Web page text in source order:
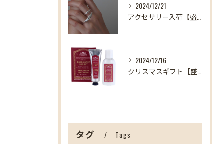
2024/12/21
2024/12/16
タグ Tags